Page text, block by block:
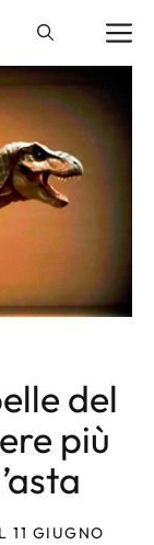
del
più
11 GIUGNO